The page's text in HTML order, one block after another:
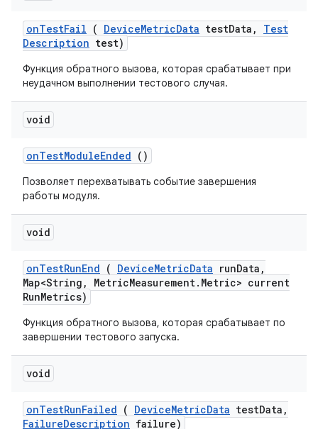
onTestFail ( DeviceMetricData testData ,
Test
Description test)
Функция обратного вызова, которая срабатывает при
неудачном выполнении тестового случая.
void
onTestModuleEnded ()
Позволяет перехватывать событие завершения
работы модуля.
void
onTestRunEnd ( DeviceMetricData runData ,
Map<String , MetricMeasurement. Metric> current
RunMetrics)
Функция обратного вызова, которая срабатывает по
завершении тестового запуска.
void
onTestRunFailed ( DeviceMetricData testData ,
FailureDescription failure)